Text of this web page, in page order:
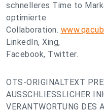
schnelleres Time to
optimierte
Collaboration.
LinkedIn, Xing,
Facebook, Twitter.
OTS-ORIGINALTEXT
AUSSCHLIESSLICHER
VERANTWORTUNG DES